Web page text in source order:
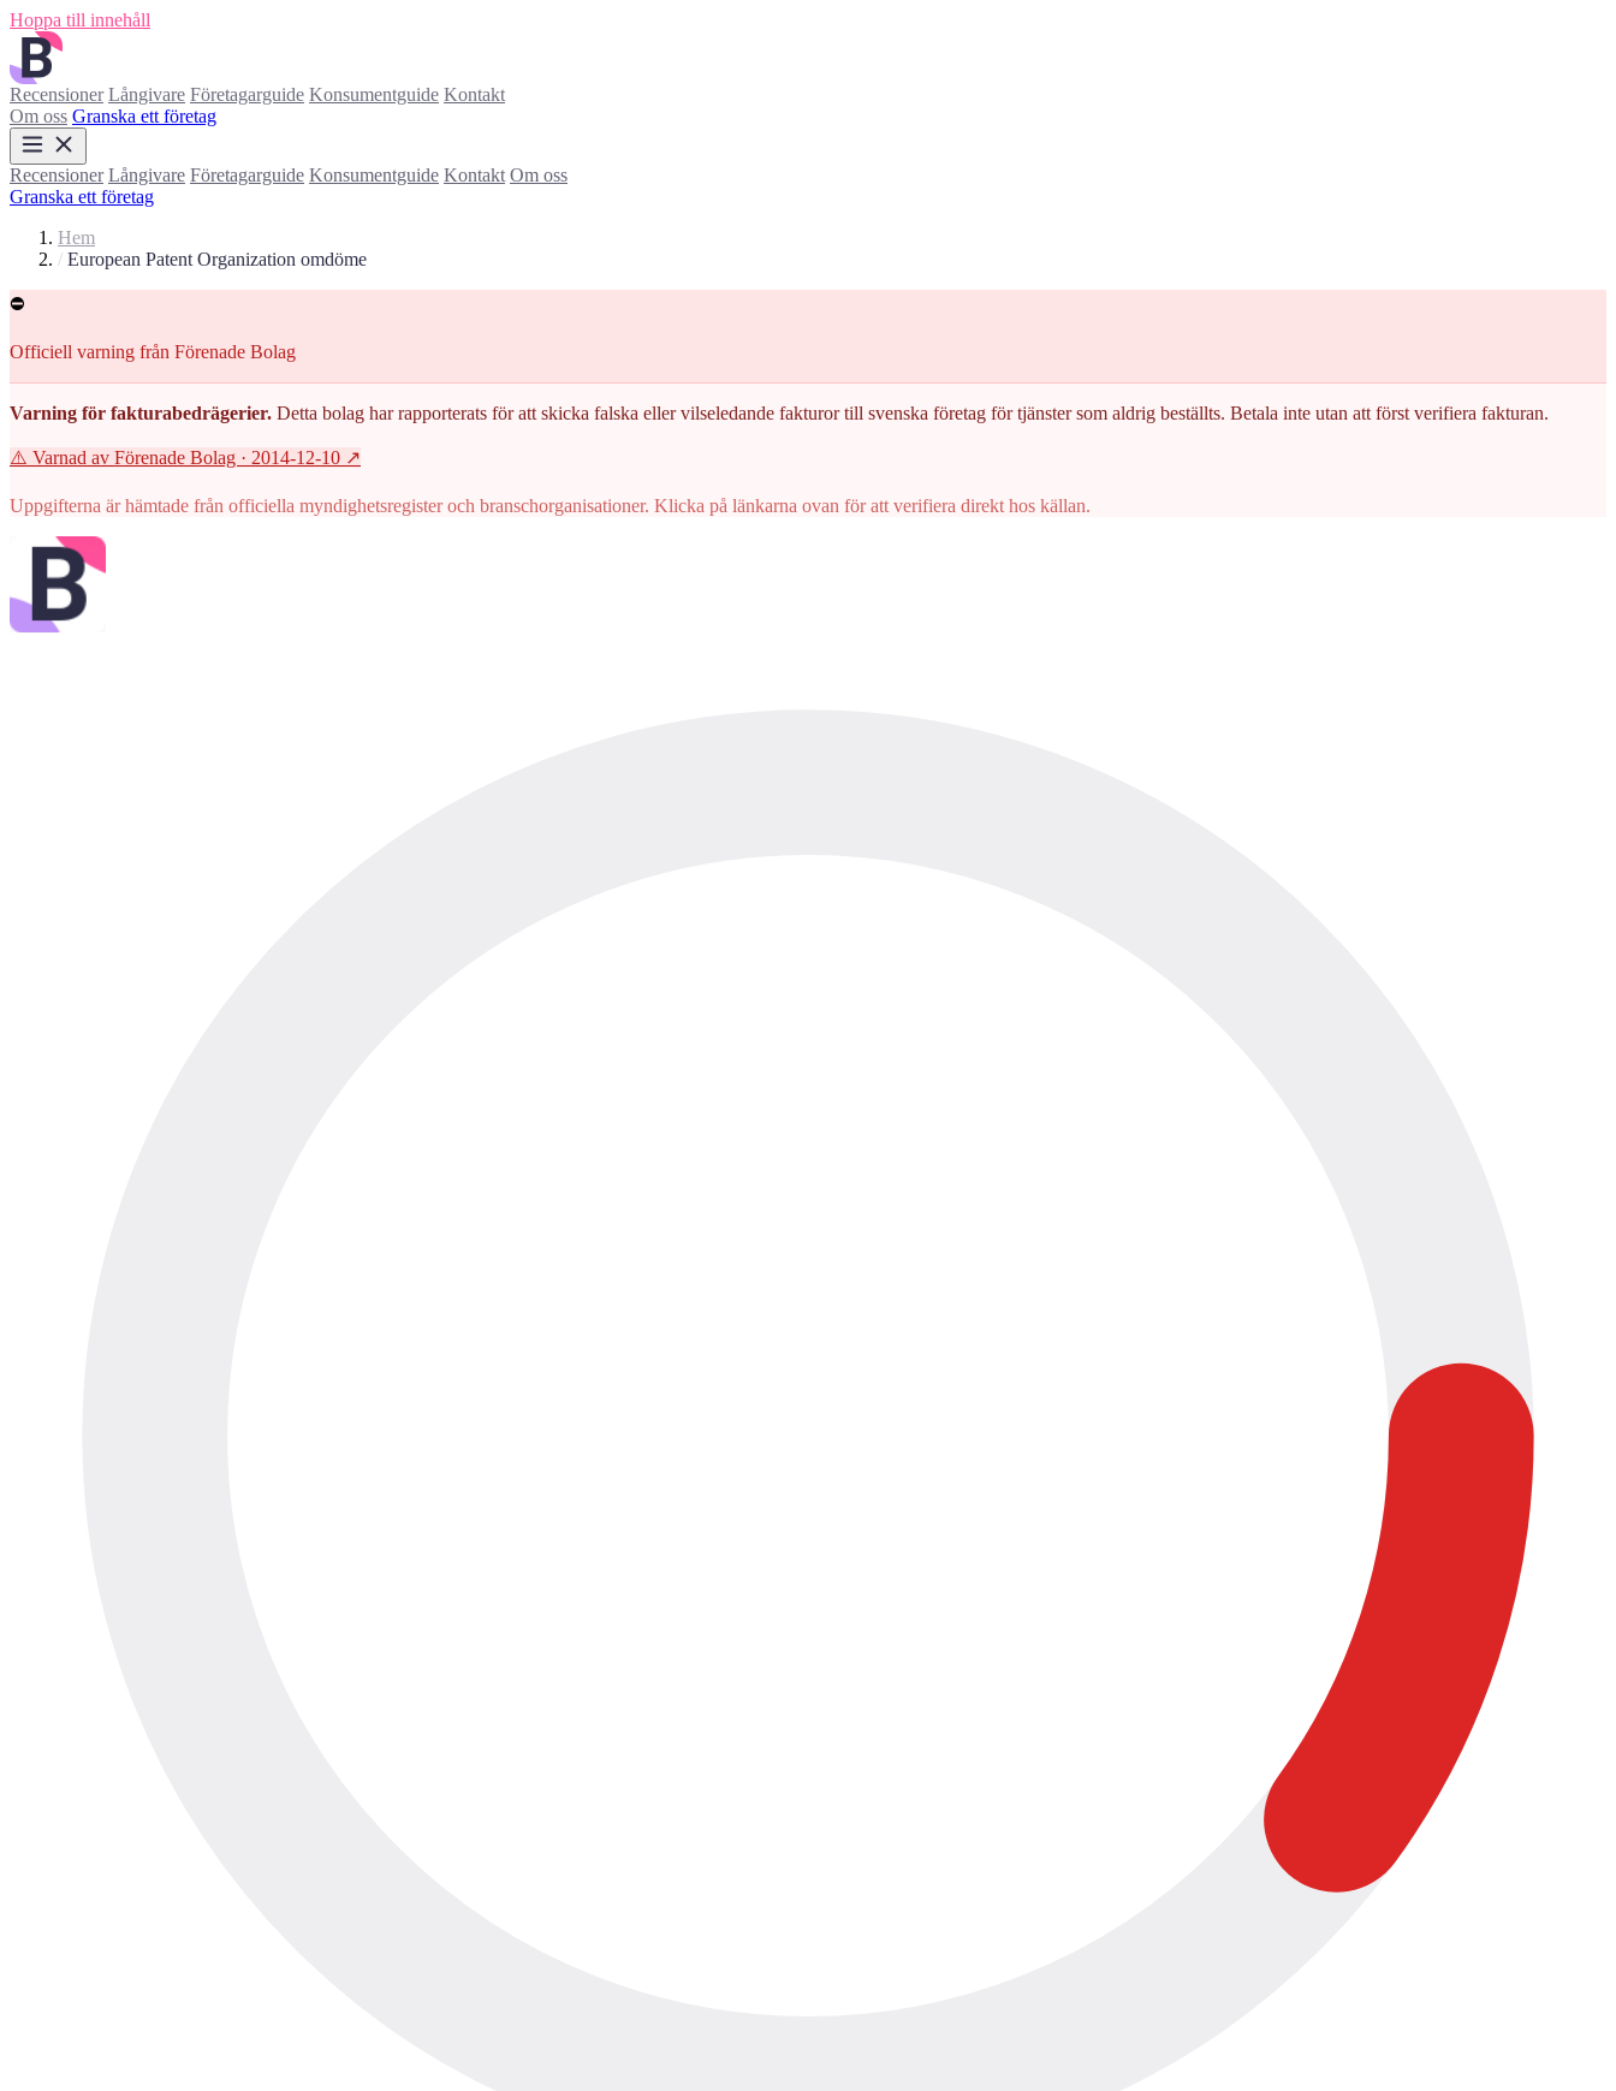
Hoppa till innehåll
Recensioner Långivare Företagarguide Konsumentguide Kontakt
Om oss Granska ett företag
Recensioner Långivare Företagarguide Konsumentguide Kontakt Om oss
Granska ett företag
Hem
/ European Patent Organization omdöme
⛔
Officiell varning från Förenade Bolag
Varning för fakturabedrägerier. Detta bolag har rapporterats för att skicka falska eller vilseledande fakturor till svenska företag för tjänster som aldrig beställts. Betala inte utan att först verifiera fakturan.
⚠️ Varnad av Förenade Bolag · 2014-12-10 ↗
Uppgifterna är hämtade från officiella myndighetsregister och branschorganisationer. Klicka på länkarna ovan för att verifiera direkt hos källan.